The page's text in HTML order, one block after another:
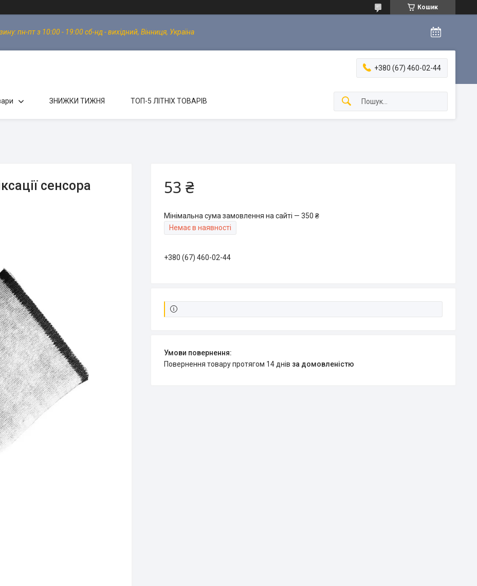
Кошик
пн-пт з 10:00 - 19:00 сб-нд - вихідний, Вінниця, Україна
+380 (67) 460-02-44
ЗНИЖКИ ТИЖНЯ ТОП-5 ЛІТНІХ ТОВАРІВ
сенсора
53 ₴
Мінімальна сума замовлення на сайті — 350 ₴
Немає в наявності
+380 (67) 460-02-44
повернення товару протягом 14 днів за домовленістю